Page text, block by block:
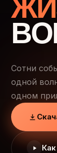
Сотни
одной
одном